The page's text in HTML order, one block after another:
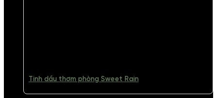
Tinh dầu thơm phòng Sweet Rain